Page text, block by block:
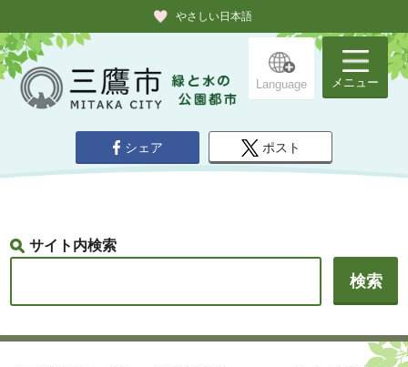
やさしい日本語
Language メニュー
シェア ポスト
サイト内検索